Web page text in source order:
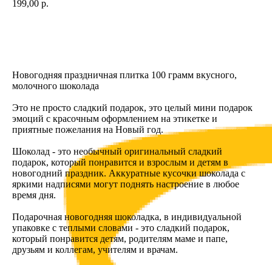
199,00 р.
Новогодняя праздничная плитка 100 грамм вкусного,
молочного шоколада
Это не просто сладкий подарок, это целый мини подарок
эмоций с красочным оформлением на этикетке и
приятные пожелания на Новый год.
Шоколад - это необычный оригинальный сладкий
подарок, который понравится и взрослым и детям в
новогодний праздник. Аккуратные кусочки шоколада с
яркими надписями могут поднять настроение в любое
время дня.
Подарочная новогодняя шоколадка, в индивидуальной
упаковке с теплыми словами - это сладкий подарок,
который понравится детям, родителям маме и папе,
друзьям и коллегам, учителям и врачам.